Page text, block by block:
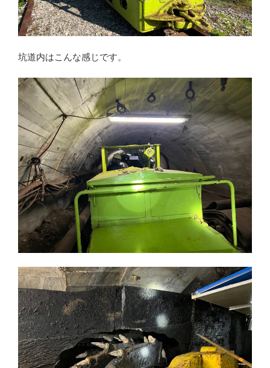
坑道内はこんな感じです。